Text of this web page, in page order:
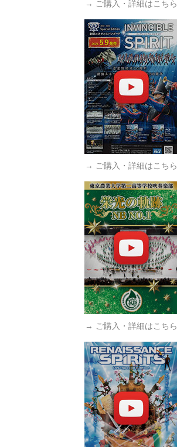
→ ご購入・詳細はこちら
→ ご購入・詳細はこちら
→ ご購入・詳細はこちら